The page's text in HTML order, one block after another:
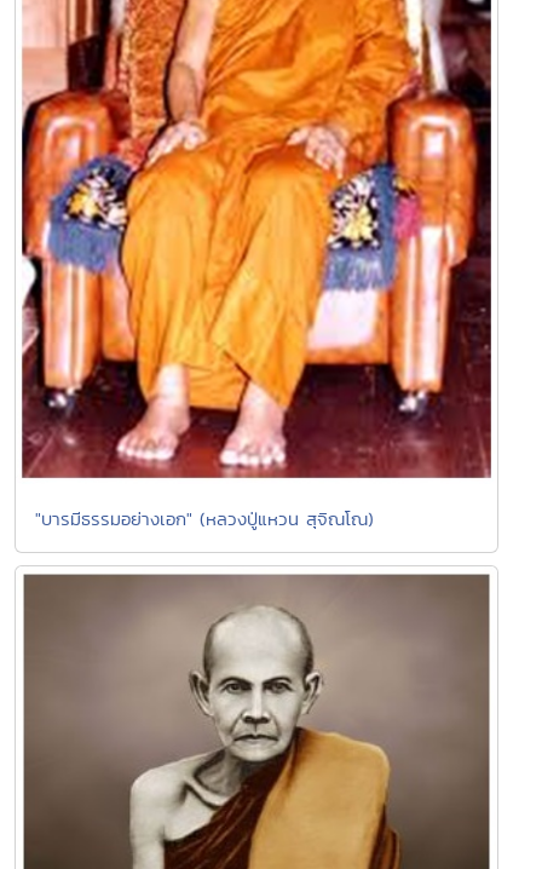
"บารมีธรรมอย่างเอก" (หลวงปู่แหวน สุจิณโณ)